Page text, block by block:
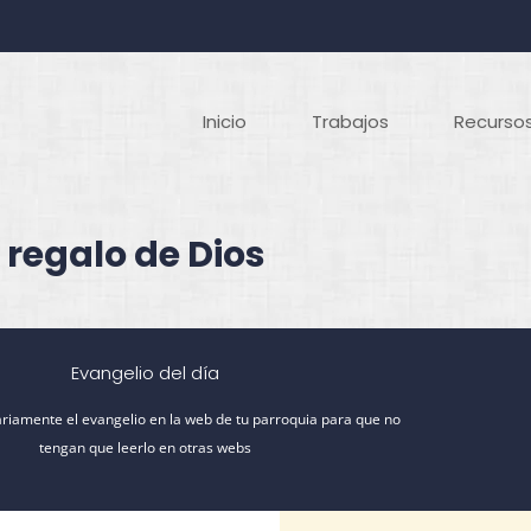
de Dios
Inicio Trabajos
Evangelio del día
el evangelio en la web de tu parroquia para que no
tengan que leerlo en otras webs